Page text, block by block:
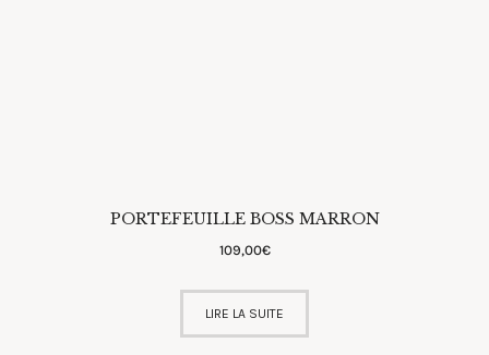
PORTEFEUILLE BOSS MARRON
109,00€
LIRE LA SUITE